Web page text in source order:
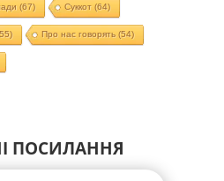
(67) Суккот (64)
Про нас говорять (54)
ПОСИЛАННЯ